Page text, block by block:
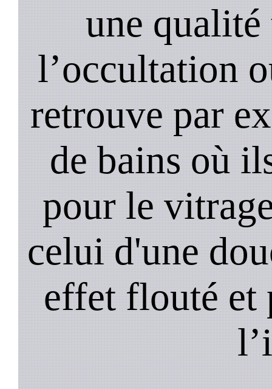
une
l’occultation
retrouve par
de bains où
pour le
celui d'une
effet flouté et